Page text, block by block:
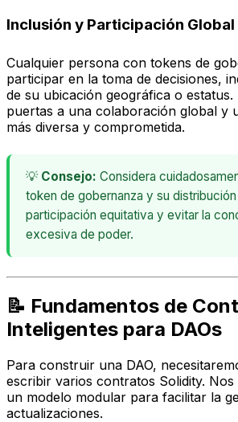
Inclusión y Participación Global
Cualquier persona con tokens de
participar en la toma de decisiones,
de su ubicación geográfica o estatus.
puertas a una colaboración global y
más diversa y comprometida.
💡 Consejo: Considera
token de gobernanza y su distribución
participación equitativa y evitar la
excesiva de poder.
📝 Fundamentos de
Inteligentes para DAOs
Para construir una DAO,
escribir varios contratos Solidity.
un modelo modular para facilitar la
actualizaciones.